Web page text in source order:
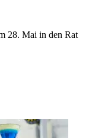
28. Mai in den Rat